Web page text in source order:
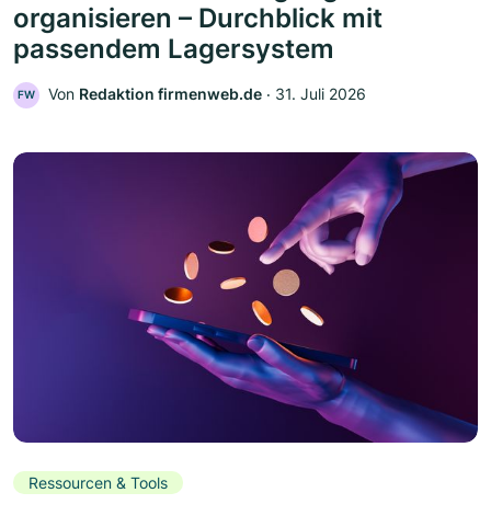
organisieren – Durchblick mit
passendem Lagersystem
FW Von Redaktion firmenweb.de ‧ 31. Juli 2026
Ressourcen & Tools